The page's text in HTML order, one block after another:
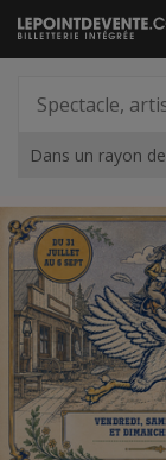
Passer
au
artiste,
lieu...
Dans un rayon de
Accueil
Suggestions